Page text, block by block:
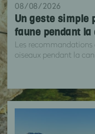
08/08/2026
Un geste simple
faune pendant la
Les recommandations
oiseaux pendant la